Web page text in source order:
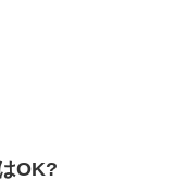
OK?